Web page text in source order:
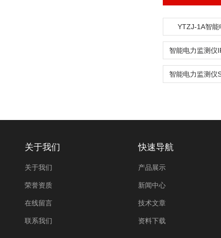
YTZJ-1A智能
关于我们
关于我们
荣誉资质
在线留言
联系我们
快速导航
产品展示
新闻中心
技术文章
资料下载